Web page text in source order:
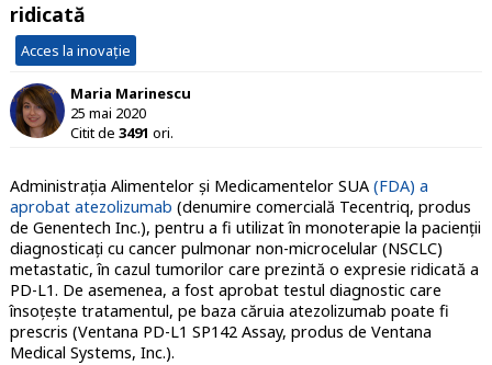
ridicată
Acces la inovație
Maria Marinescu
25 mai 2020
Citit de 3491 ori.
Administrația Alimentelor și Medicamentelor SUA (FDA) a
aprobat atezolizumab (denumire comercială Tecentriq, produs
de Genentech Inc.), pentru a fi utilizat în monoterapie la pacienții
diagnosticați cu cancer pulmonar non-microcelular (NSCLC)
metastatic, în cazul tumorilor care prezintă o expresie ridicată a
PD-L1. De asemenea, a fost aprobat testul diagnostic care
însoțește tratamentul, pe baza căruia atezolizumab poate fi
prescris (Ventana PD-L1 SP142 Assay, produs de Ventana
Medical Systems, Inc.).